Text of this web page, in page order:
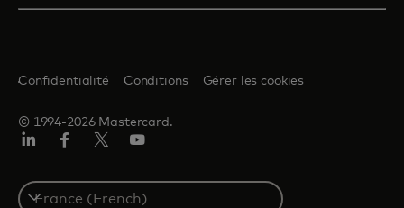
© 1994-2026 Mastercard.
Confidentialité Conditions Gérer les cookies
Select
a